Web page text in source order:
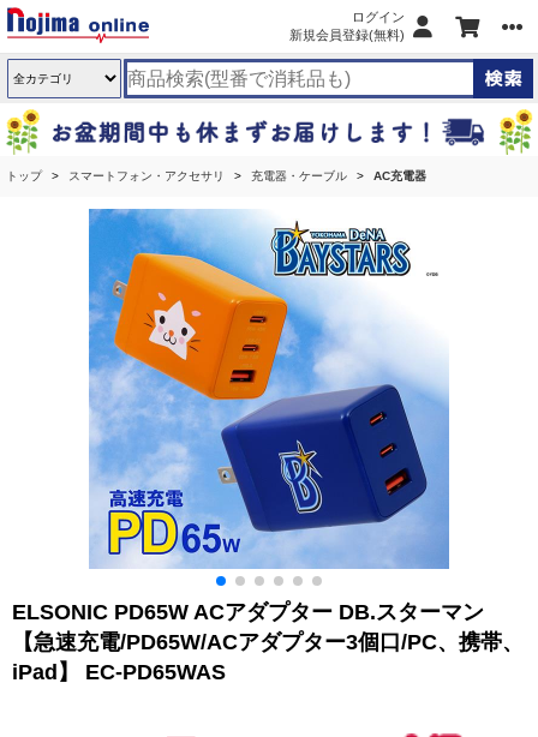
ログイン
新規会員登録(無料)
トップ スマートフォン・アクセサリ 充電器・ケーブル AC充電器
ELSONIC PD65W ACアダプター DB.スターマン
【急速充電/PD65W/ACアダプター3個口/PC、携帯、
iPad】 EC-PD65WAS